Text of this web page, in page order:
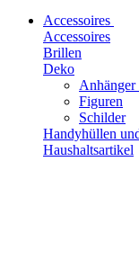
Accessoires
Accessoires
Brillen
Deko
Anhänger
Figuren
Schilder
Handyhüllen
Haushaltsartikel